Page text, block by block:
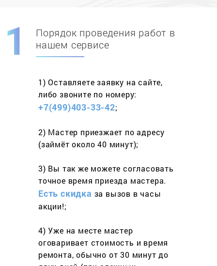
Скидка при первомзаказе на адрес
составит 15%
Работаем более 10 лет
весь спектр услуг
Порядок проведения работ в
нашем сервисе
1) Оставляете заявку на сайте,
либо звоните по номеру:
+7(499)403-33-42;
2) Мастер приезжает по адресу
(займёт около 40 минут);
3) Вы так же можете согласовать
точное время приезда мастера.
Есть скидка за вызов в часы
акции!;
4) Уже на месте мастер
оговаривает стоимость и время
ремонта, обычно от 30 минут до